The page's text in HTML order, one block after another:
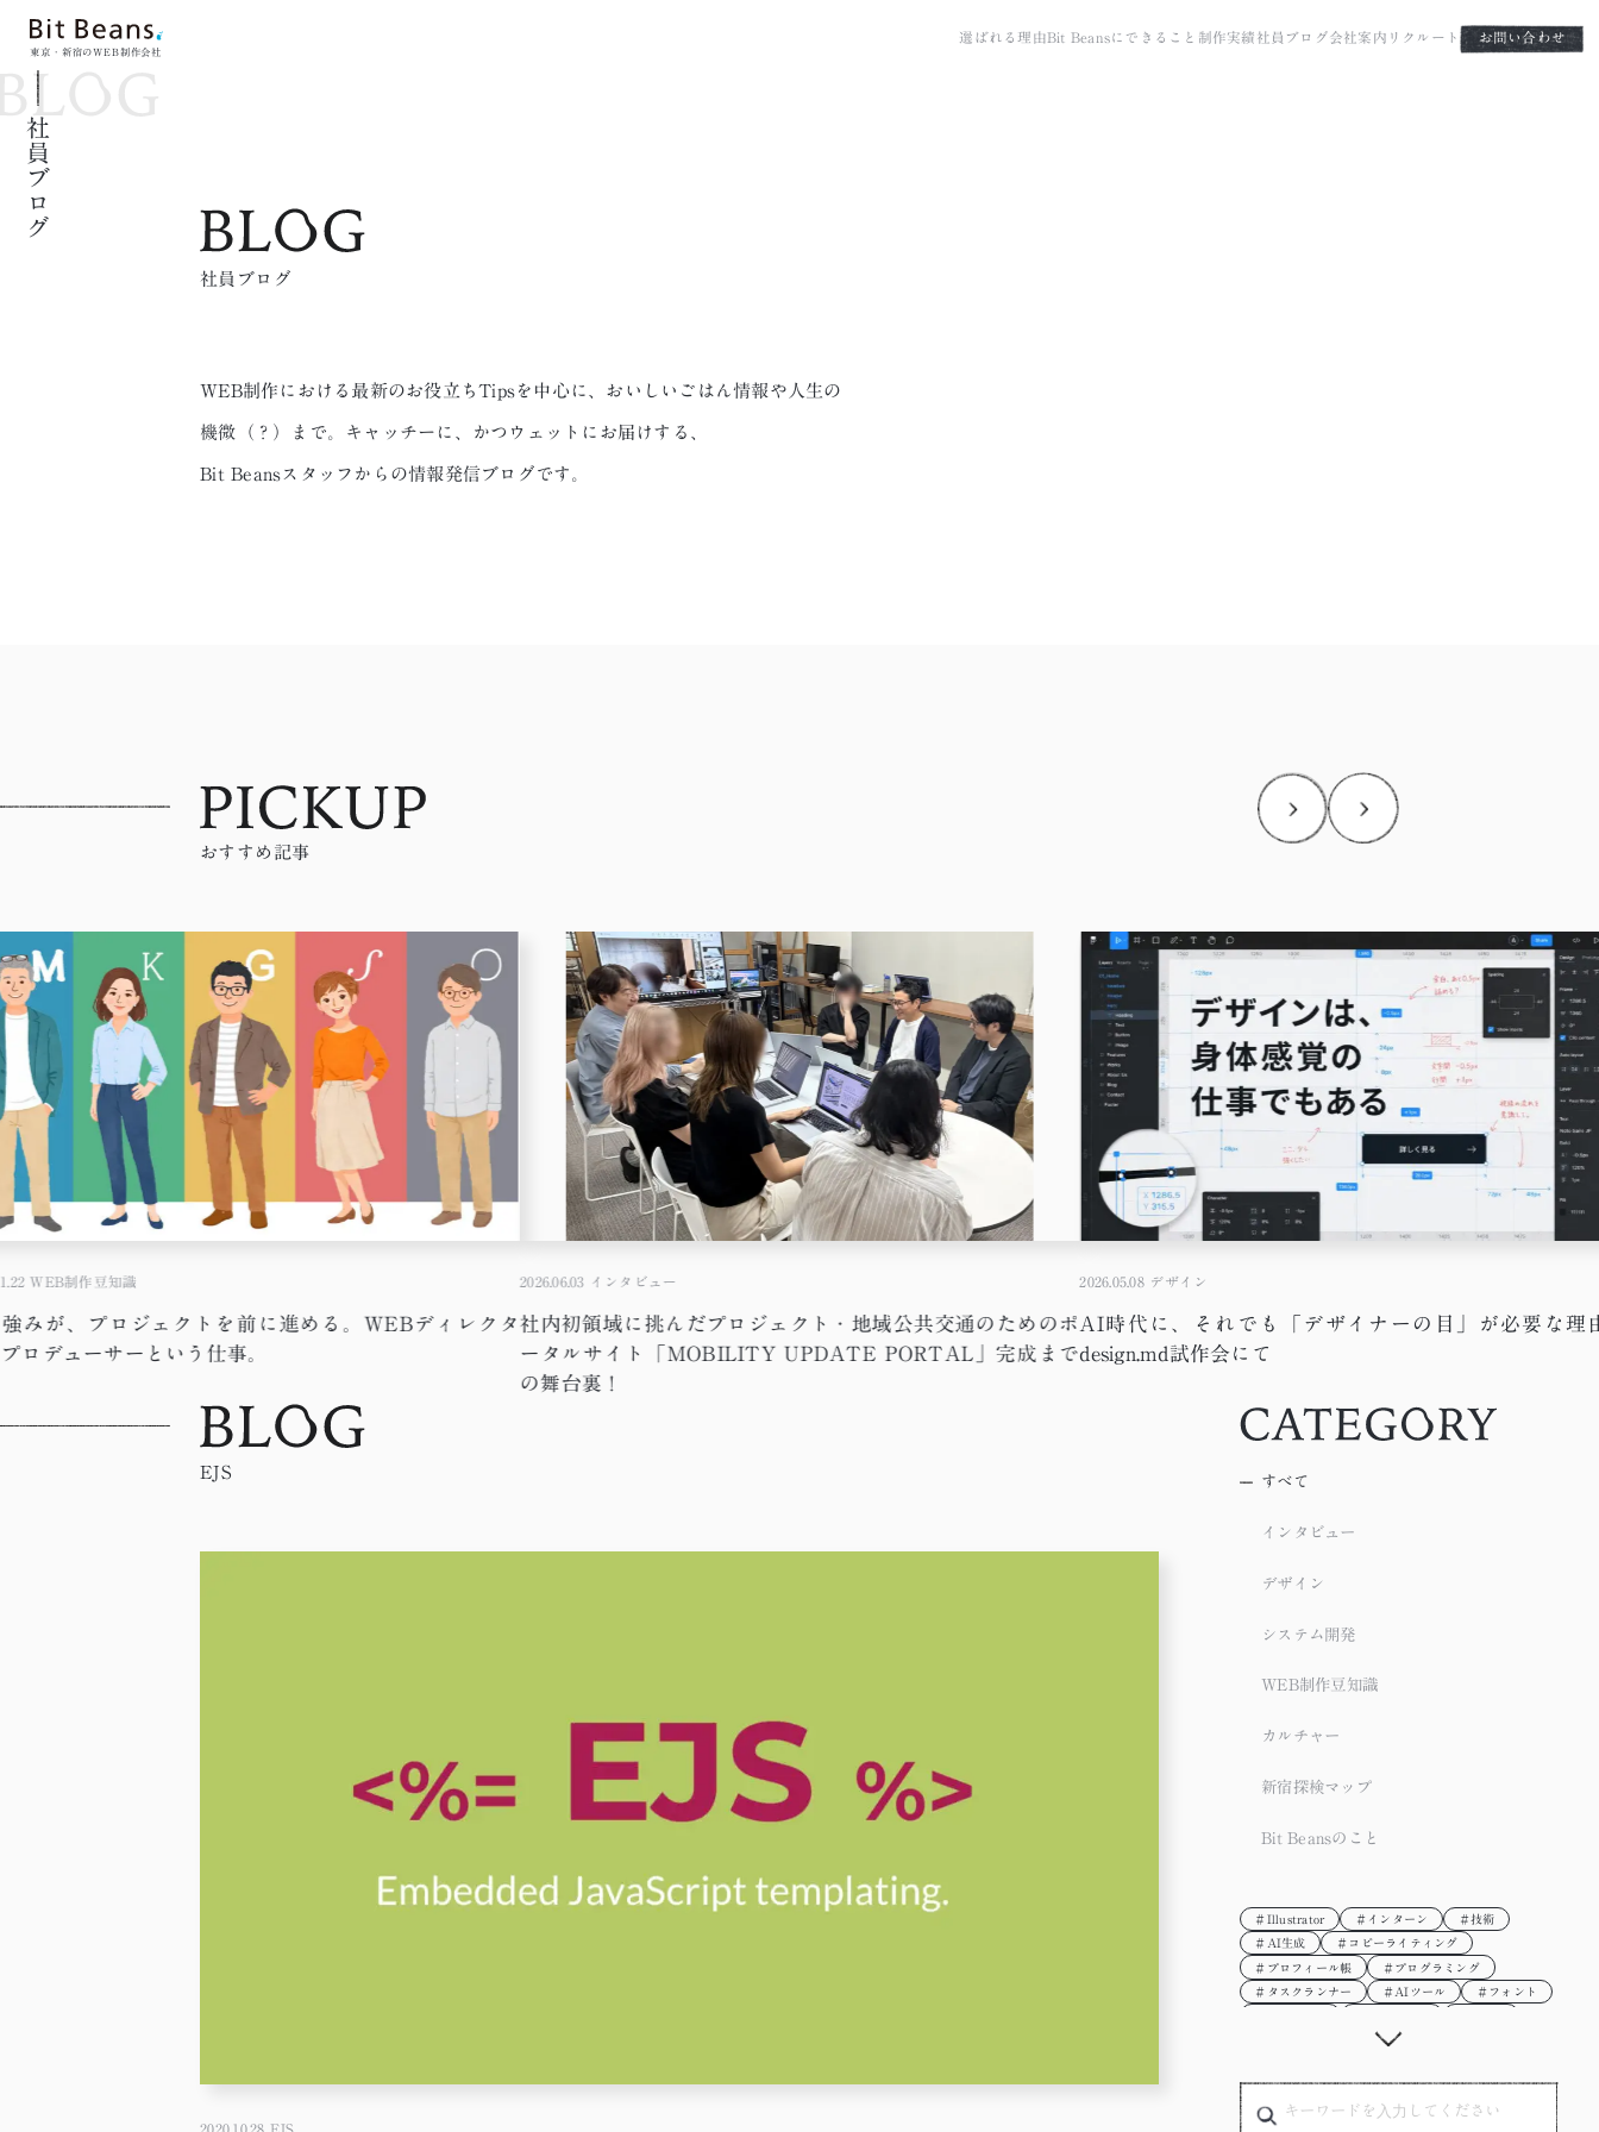
東京・新宿のWEB制作会社
選ばれる理由 Bit Beansにできること 制作実績 社員ブログ 会社案内 リクルート お問い合わせ
社員ブログ
社員ブログ
WEB制作における最新のお役立ちTipsを中心に、おいしいごはん情報や人生の
機微（？）まで。キャッチーに、かつウェットにお届けする、
Bit Beansスタッフからの情報発信ブログです。
おすすめ記事
WEB制作豆知識
みが、プロジェクトを前に進める。WEBディレクタ
ロデューサーという仕事。
2026.06.03 インタビュー
社内初領域に挑んだプロジェクト・地域公共交通のためのポ
ータルサイト「MOBILITY UPDATE PORTAL」完成まで
の舞台裏！
2026.05.08 デザイン
AI時代に、それでも「デザイナーの目」が必要な理
design.md試作会にて
EJS
すべて
インタビュー
デザイン
システム開発
WEB制作豆知識
カルチャー
新宿探検マップ
Bit Beansのこと
＃Illustrator ＃インターン ＃技術
＃AI生成 ＃コピーライティング
＃プロフィール帳 ＃プログラミング
＃タスクランナー ＃AIツール ＃フォント
＃かわいい
＃フレームワーク ＃タスク管理
＃サステナブル ＃サインボード